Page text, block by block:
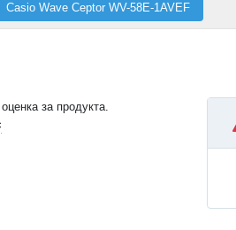
Casio Wave Ceptor WV-58E-1AVEF
за продукта.